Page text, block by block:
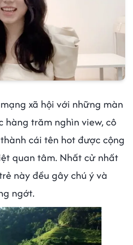
xã hội với những màn
hàng trăm nghìn view, cô
cái tên hot được cộng
quan tâm. Nhất cử nhất
này đều gây chú ý và
ngớt.